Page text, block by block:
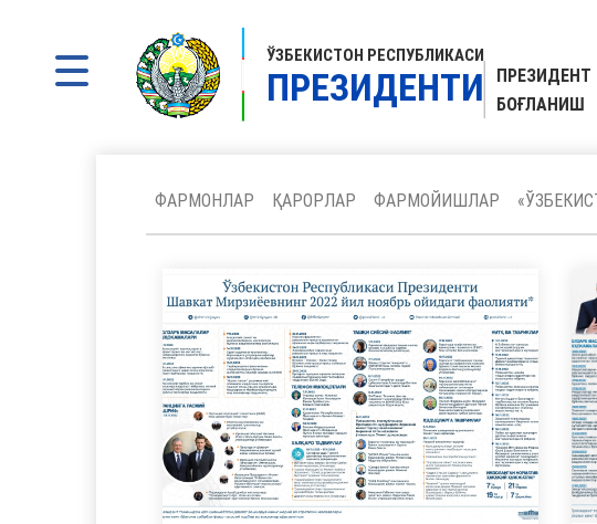
ЎЗБЕКИСТОН РЕСПУБЛИКАСИ
ПРЕЗИДЕНТИ ПРЕЗИДЕНТ
БОҒЛАНИШ
ФАРМОНЛАР ҚАРОРЛАР ФАРМОЙИШЛАР